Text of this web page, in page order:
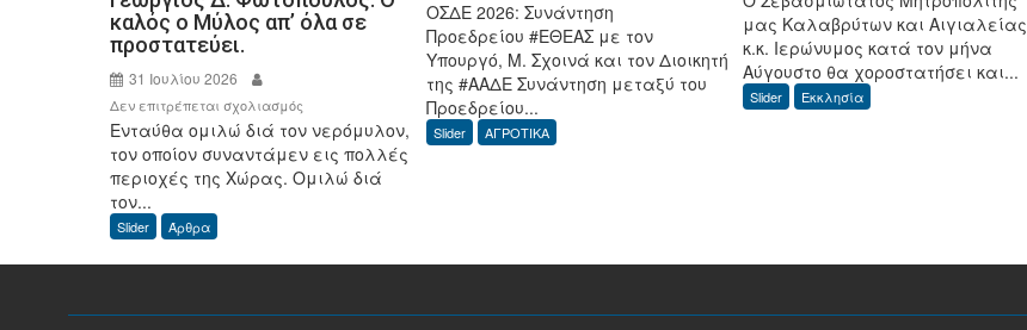
καλός ο Μύλος απ’ όλα σε
προστατεύει.
31 Ιουλίου 2026
Δεν επιτρέπεται σχολιασμός
Γεώργιος
Δ.
Φωτόπουλος:
ο
απ’
Ενταύθα ομιλώ διά τον νερόμυλον,
τον οποίον συναντάμεν εις πολλές
περιοχές της Χώρας. Ομιλώ διά
τον...
Slider Άρθρα
2026:
Συνάντηση
Προεδρείου
ΟΣΔΕ 2026: Συνάντηση
Προεδρείου #ΕΘΕΑΣ με τον
Υπουργό, Μ. Σχοινά και τον Διοικητή
της #ΑΑΔΕ Συνάντηση μεταξύ του
Προεδρείου...
Slider ΑΓΡΟΤΙΚΑ
Αρχιερατικής
χοροστασίας
μηνός
μας Καλαβρύτων και Αιγιαλείας
κ.κ. Ιερώνυμος κατά τον μήνα
Αύγουστο θα χοροστατήσει και...
Slider Εκκλησία